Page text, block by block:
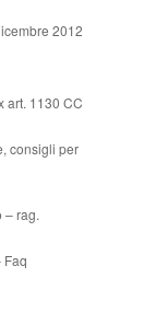
2012
art. 1130 CC
consigli per
– rag.
Faq